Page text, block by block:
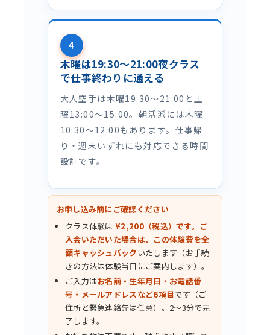
4
木曜は19:30〜21:00夜クラス
で仕事終わりに通える
大人空手は木曜19:30〜21:00と土
曜13:00〜15:00。朝活派には木曜
10:30〜12:00もあります。仕事帰
り・週末いずれにも対応できる時間
設計です。
お申し込み前にご確認ください
クラス体験は¥2,200（税込）です。ご
入会いただいた場合は、この体験費を全
額キャッシュバック いたします（お手続
きの方法は体験当日にご案内します）。
ご入力はお名前・生年月日・お電話番
号・メールアドレスなど6項目です（ご
住所と緊急連絡先は任意）。2〜3分で完
了します。